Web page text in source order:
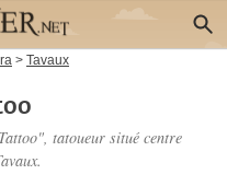
> Tavaux
tatoueur situé centre